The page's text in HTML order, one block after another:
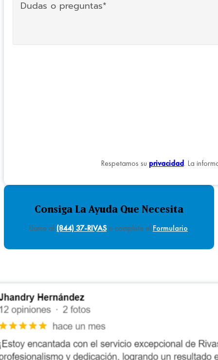
Respetamos su privacidad. La
Consiga La Ayuda Que Necesita
Llame al (844) 37-RIVASo complete el Formulario.